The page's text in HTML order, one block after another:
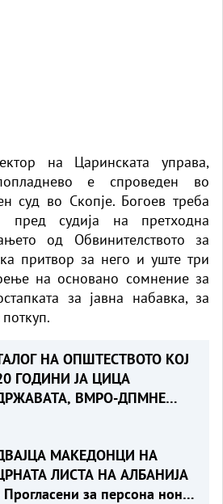
на Царинската управа,
е спроведен во
суд во Скопје. Богоев треба
судија на претходна
од Обвинителството за
притвор за него и уште три
на основано сомнение за
за јавна набавка, за
НА ОПШТЕСТВОТО КОЈ
ГОДИНИ ЈА ЦИЦА
ВМРО-ДПМНЕ
МАКЕДОНЦИ НА
ЛИСТА НА АЛБАНИЈА
Прогласени за персона нон